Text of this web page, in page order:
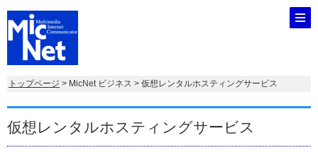
トップページ > MicNet ビジネス > 仮想レンタルホスティングサービス
仮想レンタルホスティングサービス